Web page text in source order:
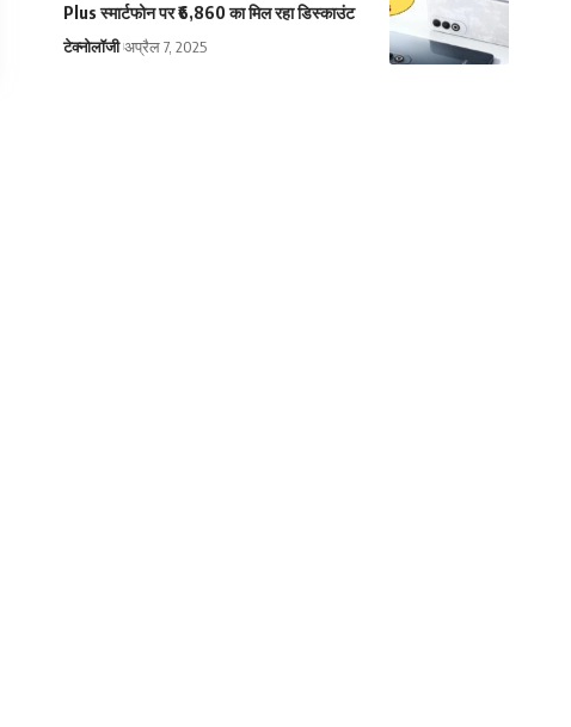
Plus स्मार्टफोन पर ₹6,860 का मिल रहा डिस्काउंट
टेक्नोलॉजी अप्रैल 7, 2025